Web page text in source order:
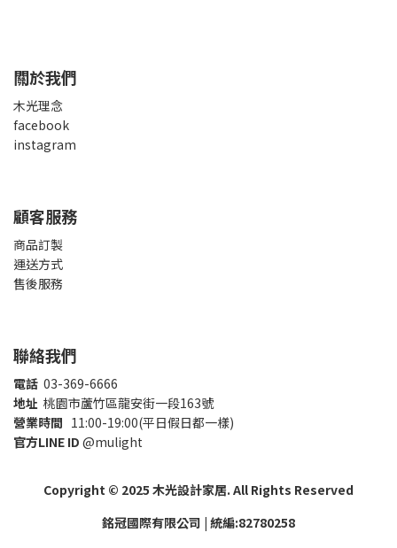
關於我們
木光理念
facebook
instagram
顧客服務
商品訂製
運送方式
售後服務
聯絡我們
電話 03-369-6666
地址 桃園市蘆竹區龍安街一段163號
營業時間 11:00-19:00(平日假日都一樣)
官方LINE ID @mulight
Copyright © 2025 木光設計家居. All Rights Reserved
銘冠國際有限公司 | 統編:82780258